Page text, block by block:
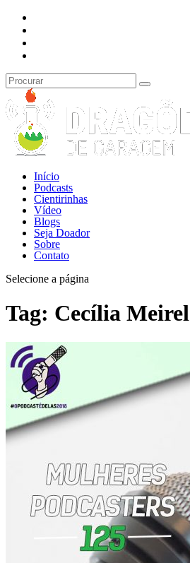
Início
Podcasts
Cientirinhas
Vídeo
Blogs
Seja Doador
Sobre
Contato
Selecione a página
Tag: Cecília